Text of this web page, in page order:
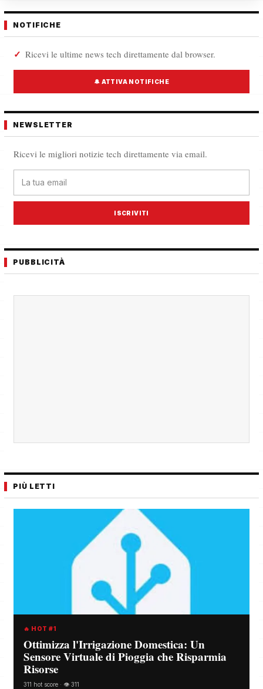
NOTIFICHE
Ricevi le ultime news tech direttamente dal browser.
🔔 ATTIVA NOTIFICHE
NEWSLETTER
Ricevi le migliori notizie tech direttamente via email.
ISCRIVITI
PUBBLICITÀ
PIÙ LETTI
🔥 HOT #1
Ottimizza l'Irrigazione Domestica: Un
Sensore Virtuale di Pioggia che Risparmia
Risorse
311 hot score · 👁️ 311